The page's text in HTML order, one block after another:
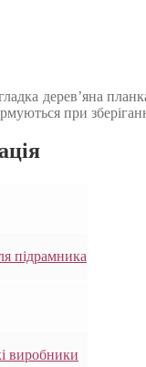
дерев’яна
при
підрамника
виробники